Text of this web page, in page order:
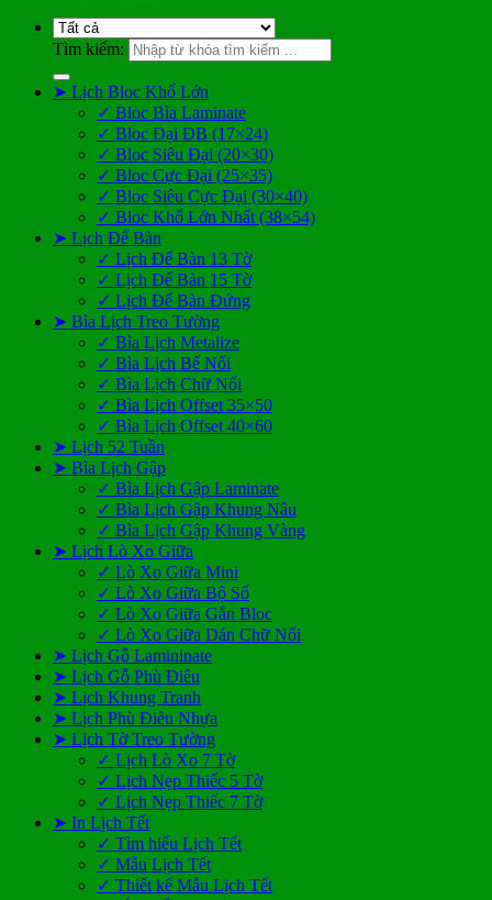
Tìm kiếm:
➤ Lịch Bloc Khổ Lớn
✓ Bloc Bìa Laminate
✓ Bloc Đại ĐB (17×24)
✓ Bloc Siêu Đại (20×30)
✓ Bloc Cực Đại (25×35)
✓ Bloc Siêu Cực Đại (30×40)
✓ Bloc Khổ Lớn Nhất (38×54)
➤ Lịch Để Bàn
✓ Lịch Để Bàn 13 Tờ
✓ Lịch Để Bàn 15 Tờ
✓ Lịch Để Bàn Đứng
➤ Bìa Lịch Treo Tường
✓ Bìa Lịch Metalize
✓ Bìa Lịch Bế Nổi
✓ Bìa Lịch Chữ Nổi
✓ Bìa Lịch Offset 35×50
✓ Bìa Lịch Offset 40×60
➤ Lịch 52 Tuần
➤ Bìa Lịch Gập
✓ Bìa Lịch Gập Laminate
✓ Bìa Lịch Gập Khung Nâu
✓ Bìa Lịch Gập Khung Vàng
➤ Lịch Lò Xo Giữa
✓ Lò Xo Giữa Mini
✓ Lò Xo Giữa Bộ Số
✓ Lò Xo Giữa Gắn Bloc
✓ Lò Xo Giữa Dán Chữ Nổi
➤ Lịch Gỗ Lamininate
➤ Lịch Gỗ Phù Điêu
➤ Lịch Khung Tranh
➤ Lịch Phù Điêu Nhựa
➤ Lịch Tờ Treo Tường
✓ Lịch Lò Xo 7 Tờ
✓ Lịch Nẹp Thiếc 5 Tờ
✓ Lịch Nẹp Thiếc 7 Tờ
➤ In Lịch Tết
✓ Tìm hiểu Lịch Tết
✓ Mẫu Lịch Tết
✓ Thiết kế Mẫu Lịch Tết